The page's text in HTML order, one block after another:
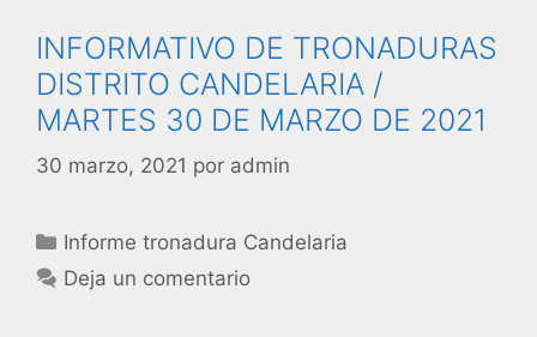
INFORMATIVO DE TRONADURAS
DISTRITO CANDELARIA /
MARTES 30 DE MARZO DE 2021
30 marzo, 2021 por admin
Informe tronadura Candelaria
Deja un comentario